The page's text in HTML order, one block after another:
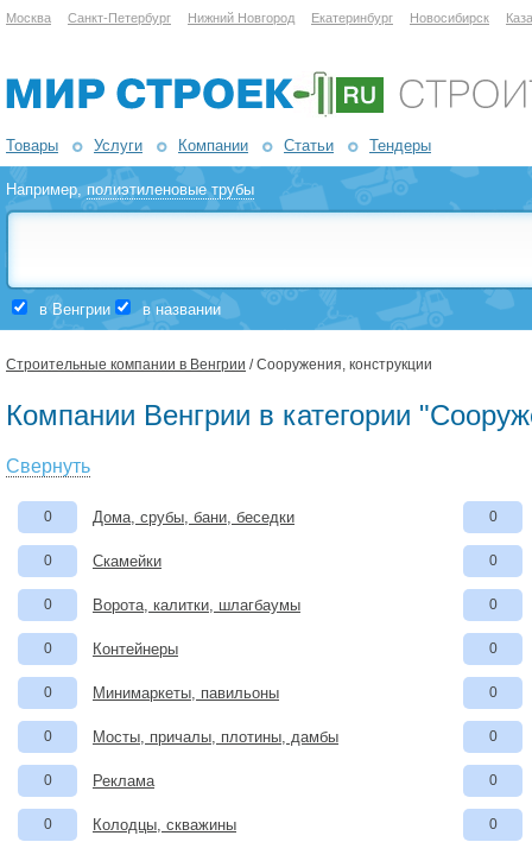
Москва Санкт-Петербург Нижний Новгород Екатеринбург Новосибирск
Товары Услуги Компании Статьи Тендеры
Например,полиэтиленовые трубы
в Венгрии в названии
Строительные компании в Венгрии / Сооружения, конструкции
Компании Венгрии в категории
Свернуть
0 Дома, срубы, бани, беседки 0
0 Скамейки 0
0 Ворота, калитки, шлагбаумы 0
0 Контейнеры 0
0 Минимаркеты, павильоны 0
0 Мосты, причалы, плотины, дамбы 0
0 Реклама 0
0 Колодцы, скважины 0